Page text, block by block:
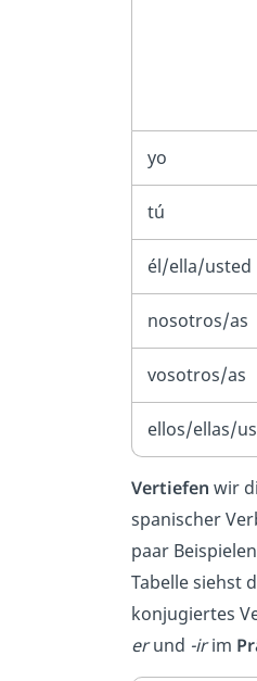
yo
tú
él/ella/usted
nosotros/as
vosotros/as
ellos/ellas/
Vertiefen wir
spanischer
paar
Tabelle siehst
konjugiertes
erund -irim